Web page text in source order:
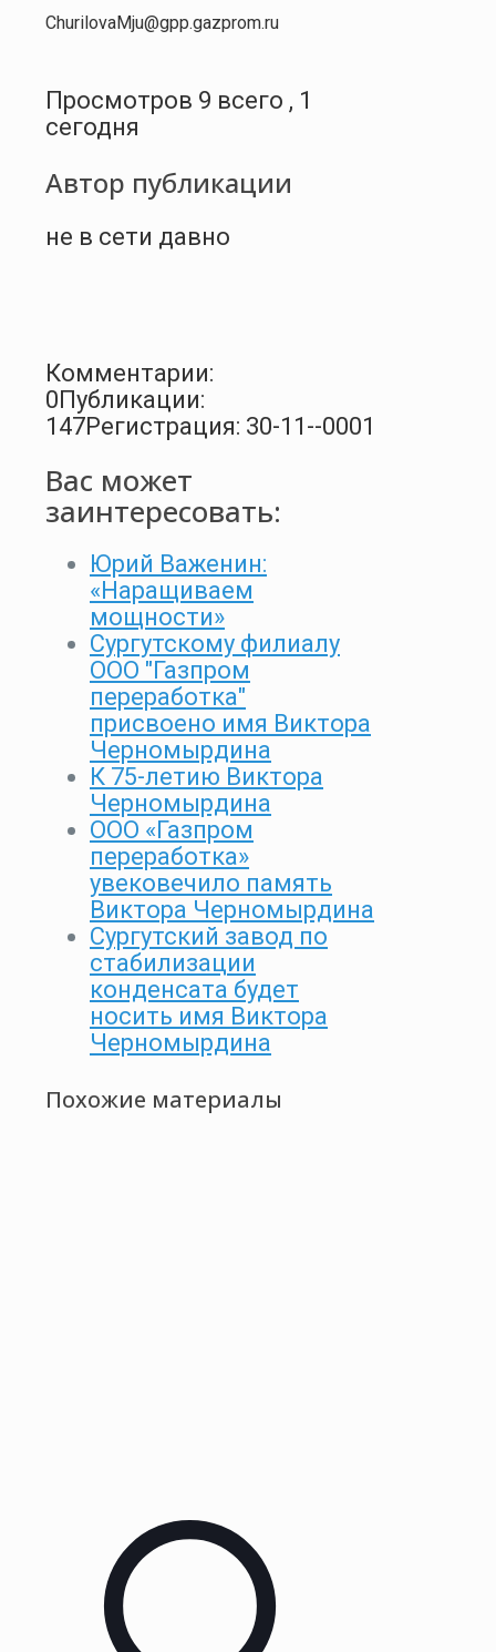
ChurilovaMju@gpp.gazprom.ru
Просмотров 9 всего , 1
сегодня
Автор публикации
не в сети давно
Комментарии:
0 Публикации:
147Регистрация: 30-11--0001
Вас может
заинтересовать:
Юрий Важенин:
«Наращиваем
мощности»
Сургутскому филиалу
ООО "Газпром
переработка"
присвоено имя Виктора
Черномырдина
К 75-летию Виктора
Черномырдина
ООО «Газпром
переработка»
увековечило память
Виктора Черномырдина
Сургутский завод по
стабилизации
конденсата будет
носить имя Виктора
Черномырдина
Похожие материалы